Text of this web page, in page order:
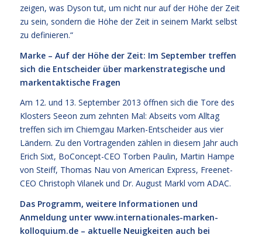
zeigen, was Dyson tut, um nicht nur auf der Höhe der Zeit
zu sein, sondern die Höhe der Zeit in seinem Markt selbst
zu definieren.“
Marke – Auf der Höhe der Zeit: Im September treffen
sich die Entscheider über markenstrategische und
markentaktische Fragen
Am 12. und 13. September 2013 öffnen sich die Tore des
Klosters Seeon zum zehnten Mal: Abseits vom Alltag
treffen sich im Chiemgau Marken-Entscheider aus vier
Ländern. Zu den Vortragenden zählen in diesem Jahr auch
Erich Sixt, BoConcept-CEO Torben Paulin, Martin Hampe
von Steiff, Thomas Nau von American Express, Freenet-
CEO Christoph Vilanek und Dr. August Markl vom ADAC.
Das Programm, weitere Informationen und
Anmeldung unter www.internationales-marken-
kolloquium.de– aktuelle Neuigkeiten auch bei